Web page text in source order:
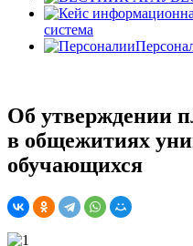
система
Об утверждении
в общежитиях
обучающихся